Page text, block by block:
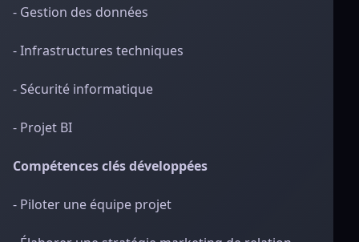
- Gestion des données
- Infrastructures techniques
- Sécurité informatique
- Projet BI
Compétences clés développées
- Piloter une équipe projet